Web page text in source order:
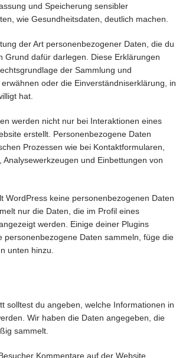
und Speicherung sensibler
wie Gesundheitsdaten, deutlich machen.
der Art personenbezogener Daten, die du
Grund dafür darlegen. Diese Erklärungen
der Sammlung und
oder die Einverständniserklärung, in
hat.
werden nicht nur bei Interaktionen eines
erstellt. Personenbezogene Daten
Prozessen wie bei Kontaktformularen,
Analysewerkzeugen und Einbettungen von
WordPress keine personenbezogenen Daten
nur die Daten, die im Profil eines
werden. Einige deiner Plugins
personenbezogene Daten sammeln, füge die
unten hinzu.
solltest du angeben, welche Informationen in
Wir haben die Daten angegeben, die
sammelt.
Kommentare auf der Website